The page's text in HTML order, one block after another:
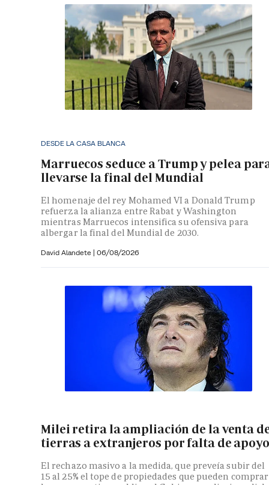
DESDE LA CASA BLANCA
Marruecos seduce a Trump y pelea
llevarse la final del Mundial
El homenaje del rey Mohamed VI a Donald Trump
refuerza la alianza entre Rabat y Washington
mientras Marruecos intensifica su ofensiva para
albergar la final del Mundial de 2030.
David Alandete | 06/08/2026
Milei retira la ampliación de la venta
tierras a extranjeros por falta de apoyo
El rechazo masivo a la medida, que preveía subir del
15 al 25% el tope de propiedades que pueden comprar